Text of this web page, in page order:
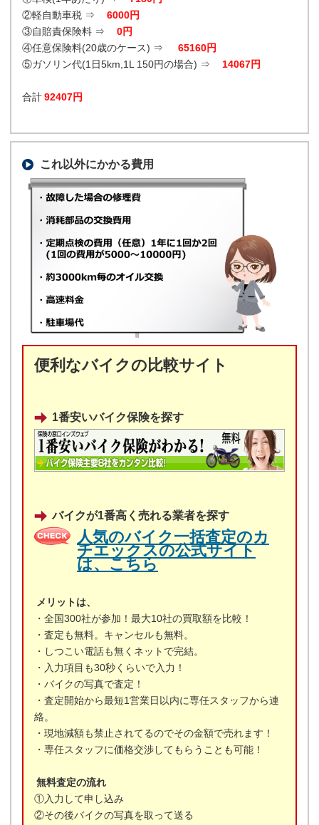
②軽自動車税 ⇒
6000円
③自賠責保険料 ⇒
0円
④任意保険料(20歳のケース) ⇒
65160円
⑤ガソリン代(1日5km,1L 150円の場合) ⇒
14067円
合計92407円
これ以外にかかる費用
便利なバイクの比較サイト
1番安いバイク保険を探す
バイクが1番高く売れる業者を探す
人気のバイク一括査定のカ
チエックスの公式サイト
は、こちら
メリットは、
・全国300社が参加！最大10社の買取額を比較！
・査定も無料。キャンセルも無料。
・しつこい電話も無くネットで完結。
・入力項目も30秒くらいで入力！
・バイクの写真で査定！
・査定開始から最短1営業日以内に専任スタッフから連
絡。
・現地減額も禁止されてるのでその金額で売れます！
・専任スタッフに価格交渉してもらうことも可能！
無料査定の流れ
①入力して申し込み
②その後バイクの写真を取って送る